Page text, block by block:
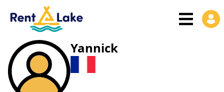
Yannick